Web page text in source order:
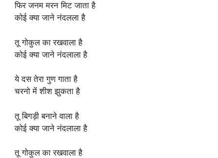
फिर जनम मरन मिट जाता है
कोई क्या जाने नंदलला है
तू गोकुल का रखवाला है
कोई क्या जाने नंदलाला है
ये दस तेरा गुण गाता है
चरनो में शीश झुकता है
तू बिगड़ी बनाने वाला है
कोई क्या जाने नंदलाला है
तू गोकुल का रखवाला है